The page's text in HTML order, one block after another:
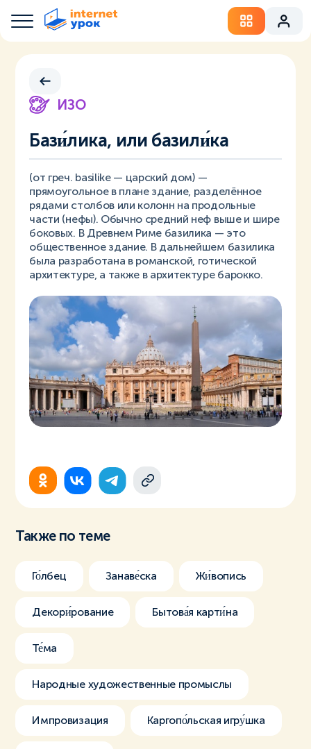
ИЗО
Бази́лика, или базили́ка
(от греч. basilike — царский дом) —
прямоугольное в плане здание, разделённое
рядами столбов или колонн на продольные
части (нефы). Обычно средний неф выше и шире
боковых. В Древнем Риме базилика — это
общественное здание. В дальнейшем базилика
была разработана в романской, готической
архитектуре, а также в архитектуре барокко.
Также по теме
Го́лбец Занаве́ска Жи́вопись
Декори́рование Бытова́я карти́на
Те́ма
Народные художественные промыслы
Импровизация Каргопо́льская игру́шка